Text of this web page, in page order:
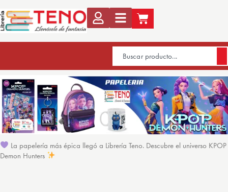
La papelería más épica llegó a Librería Teno. Descubre el universo KPOP
Demon Hunters